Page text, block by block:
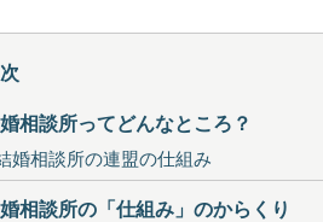
相談所ってどんなところ？
婚相談所の連盟の仕組み
相談所の「仕組み」のからくり